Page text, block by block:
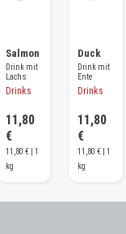
Salmon
Drink mit
Lachs
Drinks
11,80
€
11,80 € | 1
kg
Duck
Drink mit
Ente
Drinks
11,80
€
11,80 € | 1
kg